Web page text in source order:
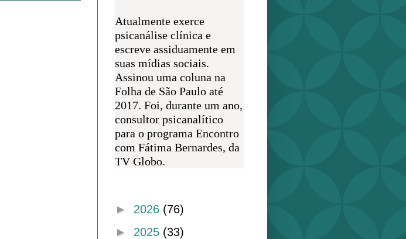
Atualmente exerce
psicanálise clínica e
escreve assiduamente em
suas mídias sociais.
Assinou uma coluna na
Folha de São Paulo até
2017. Foi, durante um ano,
consultor psicanalítico
para o programa Encontro
com Fátima Bernardes, da
TV Globo.
► 2026 (76)
► 2025 (33)